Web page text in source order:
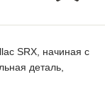
SRX, начиная с
деталь,